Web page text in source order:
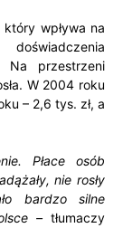
wpływa na
Na przestrzeni
W 2004 roku
– 2,6 tys. zł, a
Płace osób
nie rosły
bardzo silne
–tłumaczy